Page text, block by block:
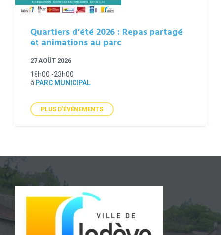
Quartiers d’été 2026 : Repas partagé
et animations au parc
27 AOÛT 2026
18h00 -23h00
à PARC MUNICIPAL
PLUS D'ÉVÉNEMENTS